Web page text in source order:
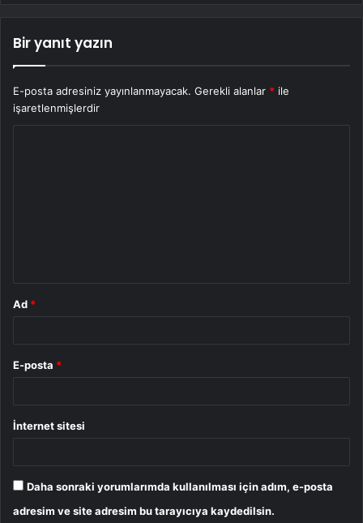
Bir yanıt yazın
E-posta adresiniz yayınlanmayacak. Gerekli alanlar * ile
işaretlenmişlerdir
Ad *
E-posta *
İnternet sitesi
Daha sonraki yorumlarımda kullanılması için adım, e-posta
adresim ve site adresim bu tarayıcıya kaydedilsin.